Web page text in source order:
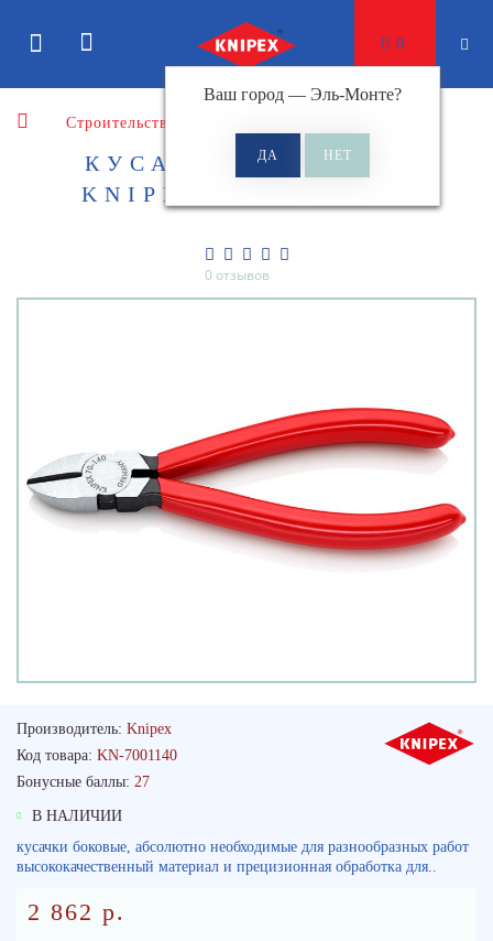
Ваш город — Эль-Монте?
0
Строительство
КУСАЧКИ БОКОВЫЕ
KNIPEX KN-7001140
0 отзывов
Производитель: Knipex
Код товара: KN-7001140
Бонусные баллы: 27
В НАЛИЧИИ
кусачки боковые, абсолютно необходимые для разнообразных работ
высококачественный материал и прецизионная обработка для..
2 862 р.